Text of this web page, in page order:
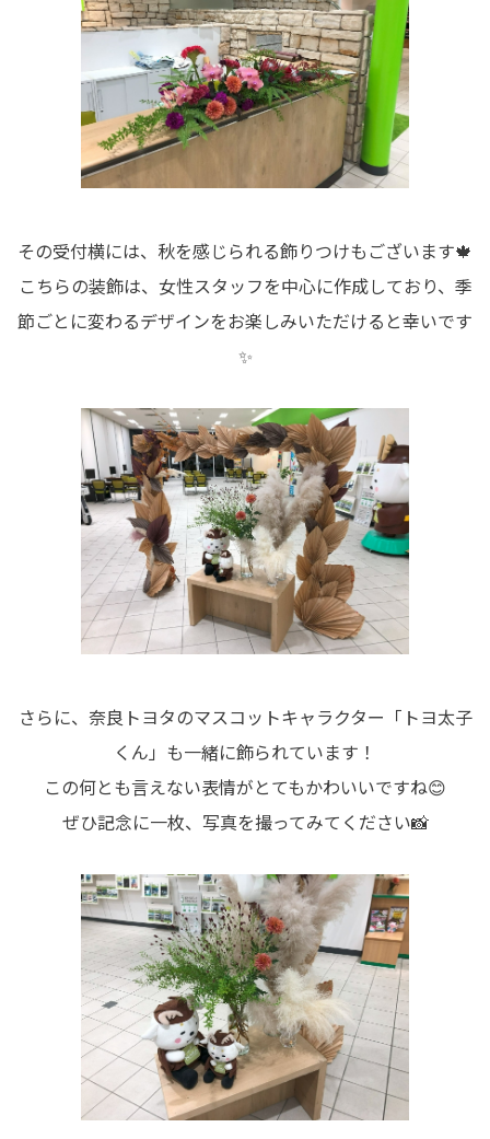
その受付横には、秋を感じられる飾りつけもございます🍁
こちらの装飾は、女性スタッフを中心に作成しており、季
節ごとに変わるデザインをお楽しみいただけると幸いです
✨
さらに、奈良トヨタのマスコットキャラクター「トヨ太子
くん」も一緒に飾られています！
この何とも言えない表情がとてもかわいいですね😊
ぜひ記念に一枚、写真を撮ってみてください📸